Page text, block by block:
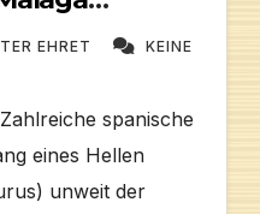
EHRET KEINE
spanische
eines Hellen
unweit der